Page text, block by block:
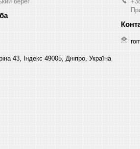
43, Індекс 49005, Дніпро, Україна